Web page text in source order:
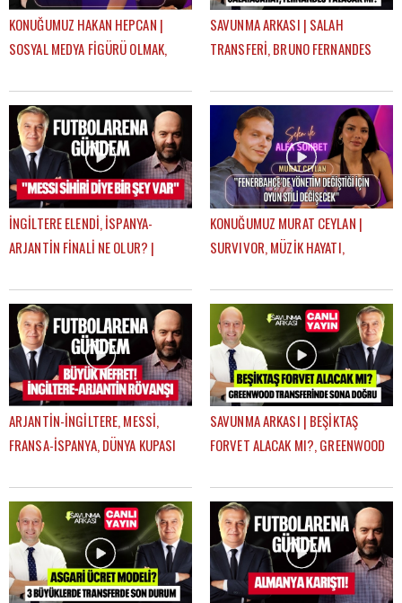
KONUĞUMUZ HAKAN HEPCAN |
SOSYAL MEDYA FİGÜRÜ OLMAK,
İLE ALFA SOHBET
SAVUNMA ARKASI | SALAH
TRANSFERİ, BRUNO FERNANDES
GÖKHAN DİNÇ
İNGİLTERE ELENDİ, İSPANYA-
ARJANTİN FİNALİ NE OLUR? |
KONUĞUMUZ MURAT CEYLAN |
SURVIVOR, MÜZİK HAYATI,
ALFA SOHBET
ARJANTİN-İNGİLTERE, MESSİ,
FRANSA-İSPANYA, DÜNYA KUPASI
GÜNDEM
SAVUNMA ARKASI | BEŞİKTAŞ
FORVET ALACAK MI?, GREENWOOD
GÖKHAN DİNÇ